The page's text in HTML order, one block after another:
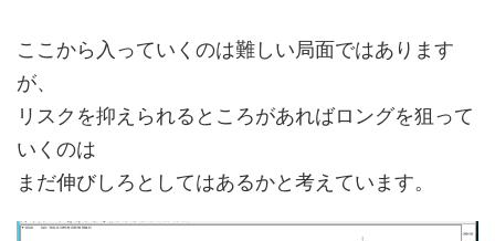
ここから入っていくのは難しい局面ではあります
が、
リスクを抑えられるところがあればロングを狙って
いくのは
まだ伸びしろとしてはあるかと考えています。